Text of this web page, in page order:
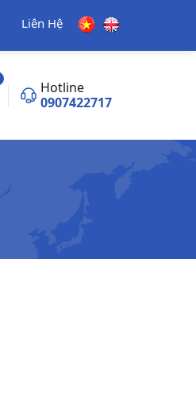
Liên Hệ
Hotline
0907422717